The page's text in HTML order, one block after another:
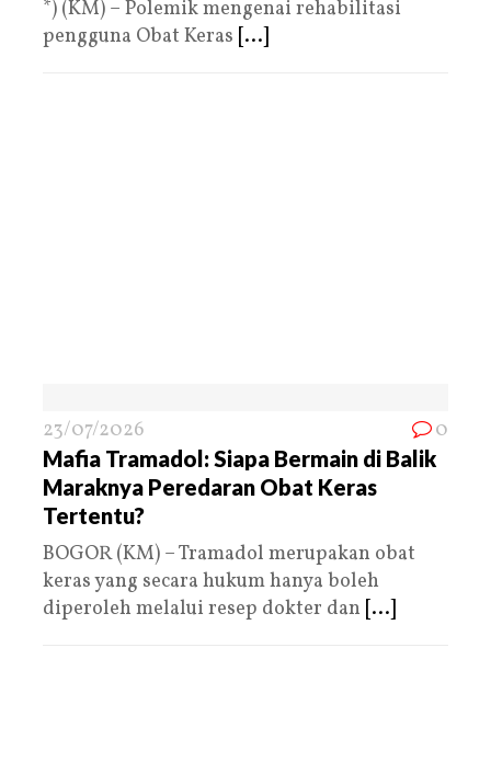
*) (KM) – Polemik mengenai rehabilitasi
pengguna Obat Keras [...]
23/07/2026 0
Mafia Tramadol: Siapa Bermain di Balik
Maraknya Peredaran Obat Keras
Tertentu?
BOGOR (KM) – Tramadol merupakan obat
keras yang secara hukum hanya boleh
diperoleh melalui resep dokter dan [...]